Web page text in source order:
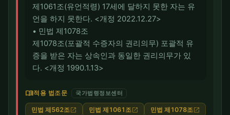
제1061조(유언적령) 17세에 달하지 못한 자는 유
언을 하지 못한다. <개정 2022.12.27>
• 민법 제1078조
제1078조(포괄적 수증자의 권리의무) 포괄적 유
증을 받은 자는 상속인과 동일한 권리의무가 있
다. <개정 1990.1.13>
menu_book적용 법조문 국가법령정보센터
민법 제562조 open_in_new 민법 제1061조 open_in_new 민법 제1078조 open_in_new